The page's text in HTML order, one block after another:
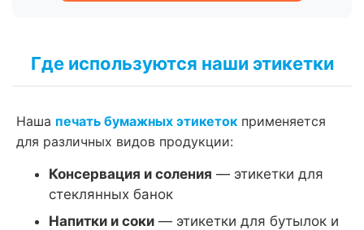
Где используются наши этикетки
Наша печать бумажных этикеток применяется
для различных видов продукции:
Консервация и соления — этикетки для
стеклянных банок
Напитки и соки — этикетки для бутылок и